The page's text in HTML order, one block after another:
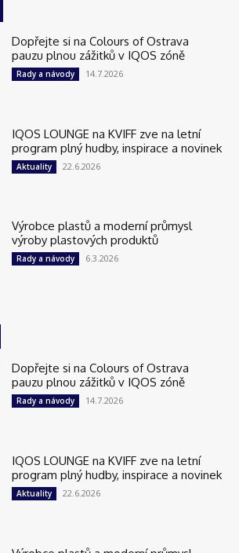
Dopřejte si na Colours of Ostrava
pauzu plnou zážitků v IQOS zóně
Rady a návody 14.7.2026
IQOS LOUNGE na KVIFF zve na letní
program plný hudby, inspirace a novinek
Aktuality 22.6.2026
Výrobce plastů a moderní průmysl
výroby plastových produktů
Rady a návody 6.3.2026
Dopřejte si na Colours of Ostrava
pauzu plnou zážitků v IQOS zóně
Rady a návody 14.7.2026
IQOS LOUNGE na KVIFF zve na letní
program plný hudby, inspirace a novinek
Aktuality 22.6.2026